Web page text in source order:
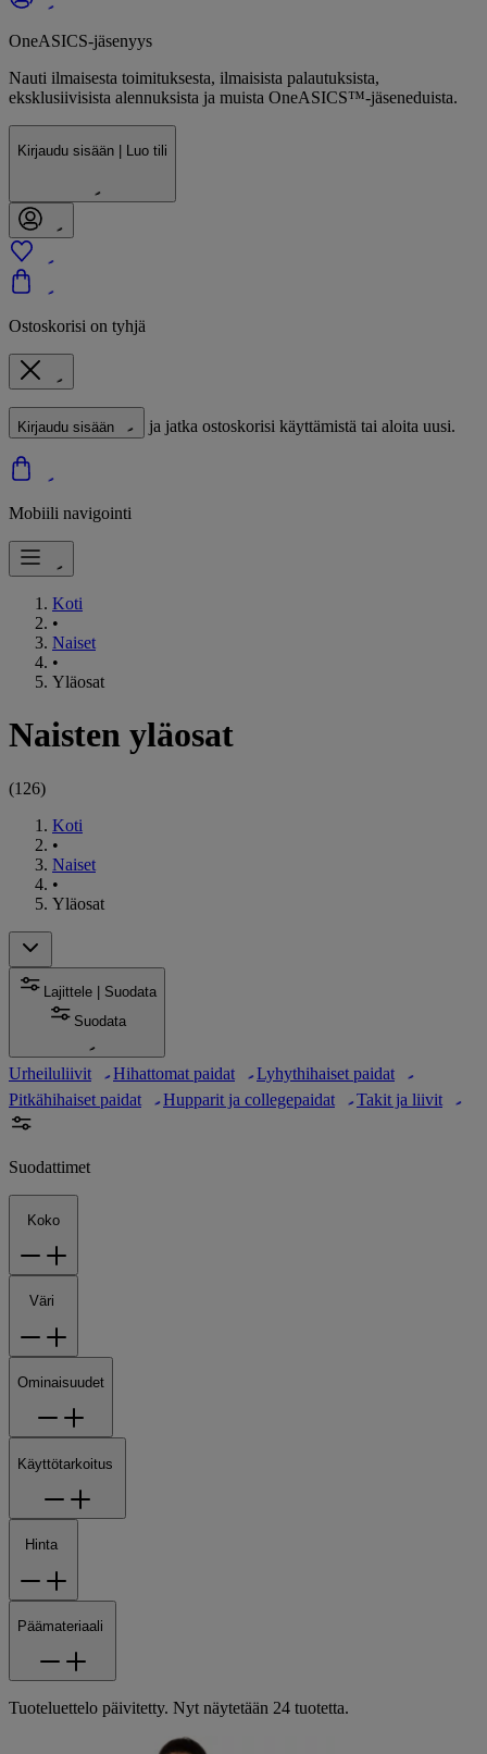
OneASICS-jäsenyys
Nauti ilmaisesta toimituksesta, ilmaisista palautuksista,
eksklusiivisista alennuksista ja muista OneASICS™-jäseneduista.
Kirjaudu sisään | Luo tili
Ostoskorisi on tyhjä
Kirjaudu sisään ja jatka ostoskorisi käyttämistä tai aloita uusi.
Mobiili navigointi
Koti
•
Naiset
•
Yläosat
Naisten yläosat
(126)
Koti
•
Naiset
•
Yläosat
Lajittele | Suodata
Suodata
Urheiluliivit Hihattomat paidat
Lyhythihaiset paidat
Pitkähihaiset paidat
Hupparit ja collegepaidat Takit ja liivit
Suodattimet
Koko
Väri
Ominaisuudet
Käyttötarkoitus
Hinta
Päämateriaali
Tuoteluettelo päivitetty. Nyt näytetään 24 tuotetta.